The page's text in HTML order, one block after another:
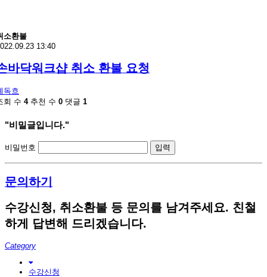
소환불
13:40
바닥워크샵 취소 환불 요청
독흐
회 수 4 추천 수 0 댓글 1
"비밀글입니다."
비밀번호
문의하기
수강신청, 취소환불 등 문의를 남겨주세요. 친철
하게 답변해 드리겠습니다.
Category
수강신청